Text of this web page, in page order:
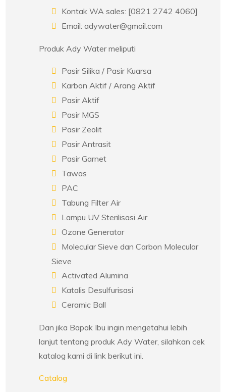
Kontak WA sales: [0821 2742 4060]
Email: adywater@gmail.com
Produk Ady Water meliputi
Pasir Silika / Pasir Kuarsa
Karbon Aktif / Arang Aktif
Pasir Aktif
Pasir MGS
Pasir Zeolit
Pasir Antrasit
Pasir Garnet
Tawas
PAC
Tabung Filter Air
Lampu UV Sterilisasi Air
Ozone Generator
Molecular Sieve dan Carbon Molecular
Sieve
Activated Alumina
Katalis Desulfurisasi
Ceramic Ball
Dan jika Bapak Ibu ingin mengetahui lebih
lanjut tentang produk Ady Water, silahkan cek
katalog kami di link berikut ini.
Catalog